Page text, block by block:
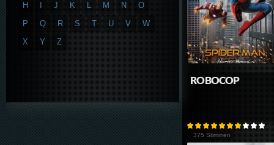
ROBOCOP
375 Stimmen
H
J K L M N
O
P
Q R S T U V
W
X
Y Z